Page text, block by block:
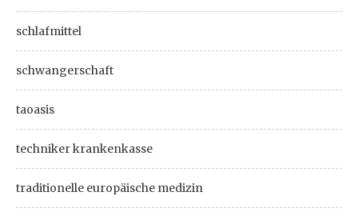
schlafmittel
schwangerschaft
taoasis
techniker krankenkasse
traditionelle europäische medizin